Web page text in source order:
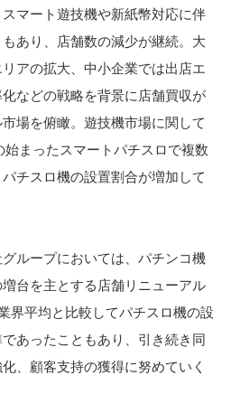
マート遊技機や新紙幣対応に伴
あり、店舗数の減少が継続。大
アの拡大、中小企業では出店エ
などの戦略を背景に店舗買収が
場を俯瞰。遊技機市場に関して
始まったスマートパチスロで複数
チスロ機の設置割合が増加して
ループにおいては、パチンコ機
台を主とする店舗リニューアル
界平均と比較してパチスロ機の設
あったこともあり、引き続き同
、顧客支持の獲得に努めていく